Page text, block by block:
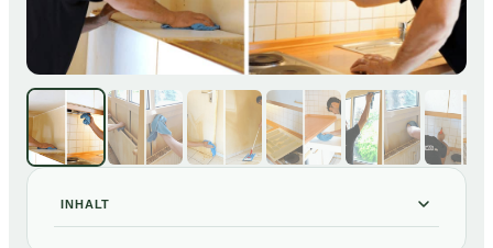
INHALT